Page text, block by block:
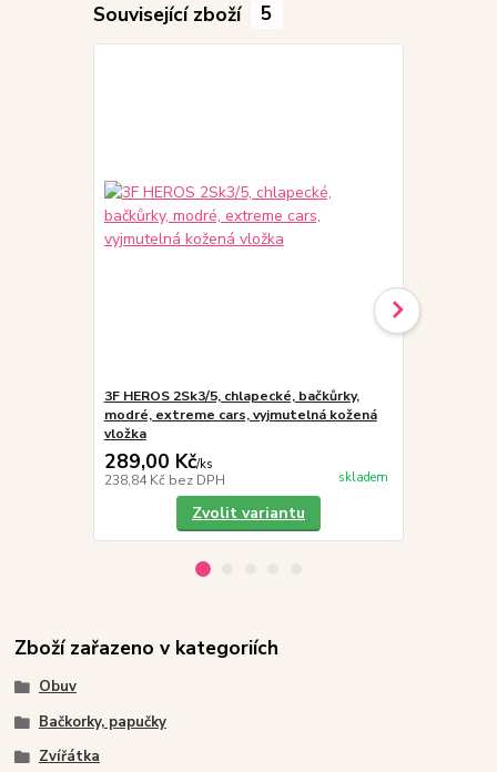
Související zboží 5
3F HEROS 2Sk3/5, chlapecké, bačkůrky,
modré, extreme cars, vyjmutelná kožená
vložka
289,00 Kč/ks
238,84 Kč bez DPH skladem
Zvolit variantu
Zboží zařazeno v kategoriích
Obuv
Bačkorky, papučky
Zvířátka